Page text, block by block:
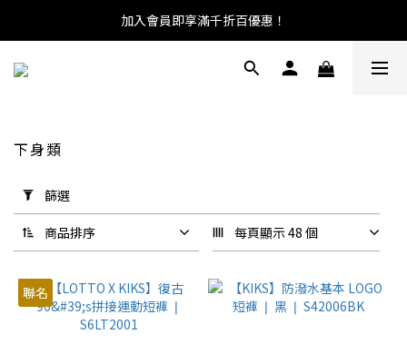
加入會員即享滿千折百優惠！
用
篩
選
(0/20)
尺
下身類
篩選
商品排序 每頁顯示 48 個
聯名